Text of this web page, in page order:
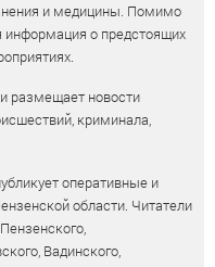
и медицины. Помимо
информация о предстоящих
размещает новости
криминала,
оперативные и
области. Читатели
Вадинского,